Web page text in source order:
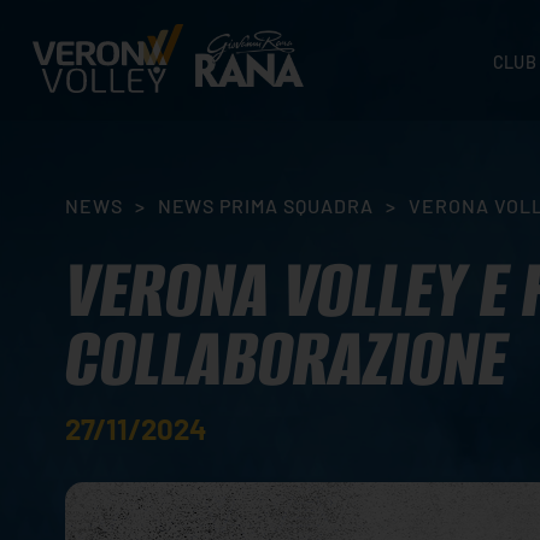
CLUB
NEWS > NEWS PRIMA SQUADRA > VERONA
VERONA VOLLEY
COLLABORAZIONE
27/11/2024